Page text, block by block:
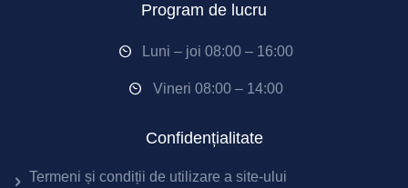
Program de lucru
Luni – joi 08:00 – 16:00
Vineri 08:00 – 14:00
Confidențialitate
Termeni și condiții de utilizare a site-ului